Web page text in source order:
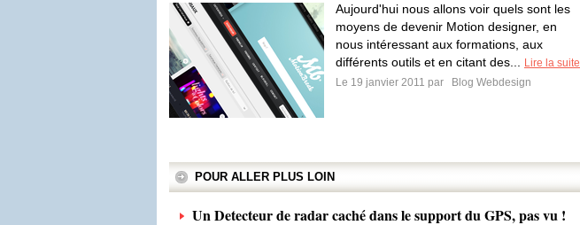
Aujourd'hui nous allons voir quels sont les
moyens de devenir Motion designer, en
nous intéressant aux formations, aux
différents outils et en citant des...
Lire la suite
Le 19 janvier 2011 par
Blog Webdesign
POUR ALLER PLUS LOIN
Un Detecteur de radar caché dans le support du GPS, pas vu !